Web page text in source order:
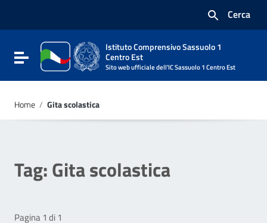
Vai al footer
Cerca
Attiva / disattiva la navigazione
Istituto Comprensivo Sassuolo 1
Centro Est
Sito web ufficiale dell'IC Sassuolo 1 Centro Est
Home / Gita scolastica
Tag:Gita scolastica
Pagina 1 di 1